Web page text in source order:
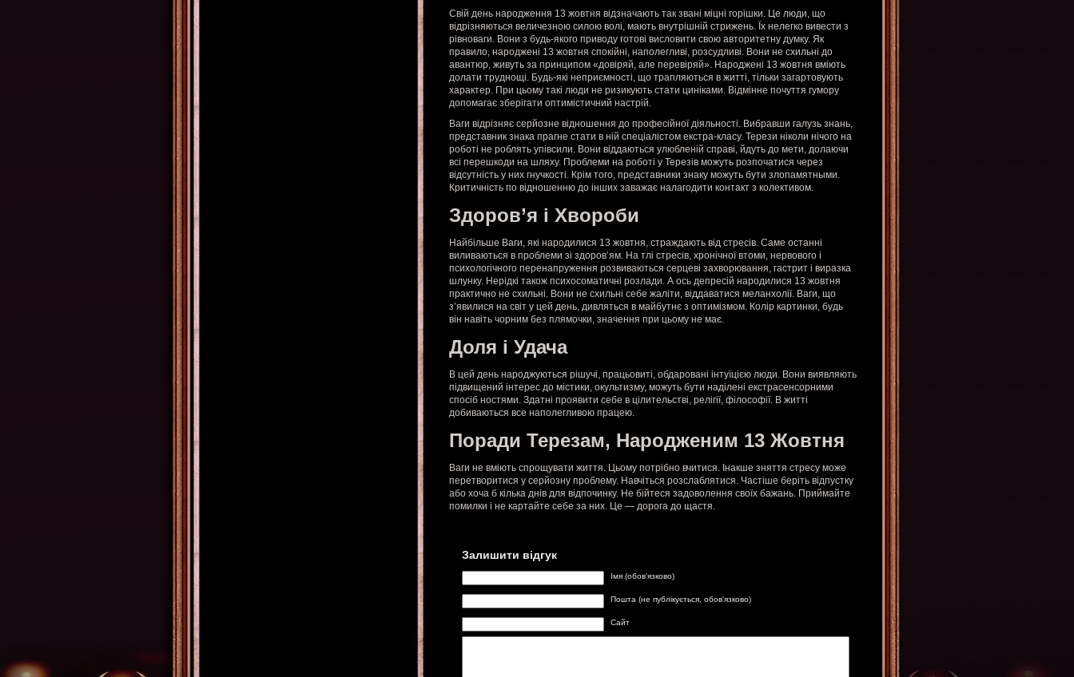
Свій день народження 13 жовтня відзначають так звані міцні горішки. Це люди, що
відрізняються величезною силою волі, мають внутрішній стрижень. Їх нелегко вивести з
рівноваги. Вони з будь-якого приводу готові висловити свою авторитетну думку. Як
правило, народжені 13 жовтня спокійні, наполегливі, розсудливі. Вони не схильні до
авантюр, живуть за принципом «довіряй, але перевіряй». Народжені 13 жовтня вміють
долати труднощі. Будь-які неприємності, що трапляються в житті, тільки загартовують
характер. При цьому такі люди не ризикують стати циніками. Відмінне почуття гумору
допомагає зберігати оптимістичний настрій.
Ваги відрізняє серйозне відношення до професійної діяльності. Вибравши галузь знань,
представник знака прагне стати в ній спеціалістом екстра-класу. Терези ніколи нічого на
роботі не роблять упівсили. Вони віддаються улюбленій справі, йдуть до мети, долаючи
всі перешкоди на шляху. Проблеми на роботі у Терезів можуть розпочатися через
відсутність у них гнучкості. Крім того, представники знаку можуть бути злопамятными.
Критичність по відношенню до інших заважає налагодити контакт з колективом.
Здоров’я і Хвороби
Найбільше Ваги, які народилися 13 жовтня, страждають від стресів. Саме останні
виливаються в проблеми зі здоров’ям. На тлі стресів, хронічної втоми, нервового і
психологічного перенапруження розвиваються серцеві захворювання, гастрит і виразка
шлунку. Нерідкі також психосоматичні розлади. А ось депресій народилися 13 жовтня
практично не схильні. Вони не схильні себе жаліти, віддаватися меланхолії. Ваги, що
з’явилися на світ у цей день, дивляться в майбутнє з оптимізмом. Колір картинки, будь
він навіть чорним без плямочки, значення при цьому не має.
Доля і Удача
В цей день народжуються рішучі, працьовиті, обдаровані інтуїцією люди. Вони виявляють
підвищений інтерес до містики, окультизму, можуть бути наділені екстрасенсорними
спосіб ностями. Здатні проявити себе в цілительстві, релігії, філософії. В житті
добиваються все наполегливою працею.
Поради Терезам, Народженим 13 Жовтня
Ваги не вміють спрощувати життя. Цьому потрібно вчитися. Інакше зняття стресу може
перетворитися у серйозну проблему. Навчіться розслаблятися. Частіше беріть відпустку
або хоча б кілька днів для відпочинку. Не бійтеся задоволення своїх бажань. Приймайте
помилки і не картайте себе за них. Це — дорога до щастя.
Залишити відгук
Імя (обов'язково)
Пошта (не публікується, обов'язково)
Сайт